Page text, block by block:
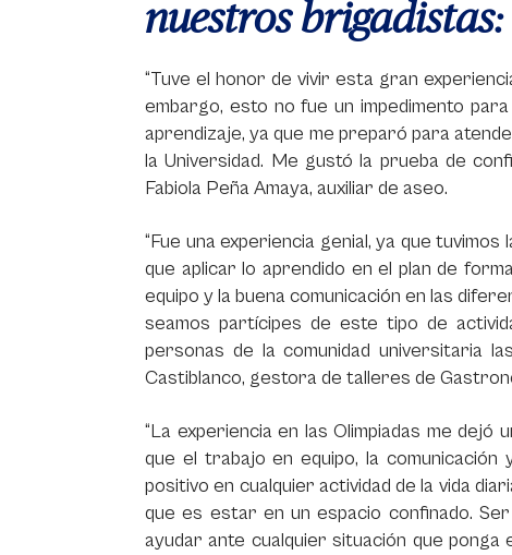
nuestros brigadistas:
“Tuve el honor de vivir esta gran
embargo, esto no fue un impedimento
aprendizaje, ya que me preparó para
la Universidad. Me gustó la prueba de
Fabiola Peña Amaya, auxiliar de aseo.
“Fue una experiencia genial, ya que
que aplicar lo aprendido en el plan de
equipo y la buena comunicación en las
seamos partícipes de este tipo de
personas de la comunidad universitaria
Castiblanco, gestora de talleres de
“La experiencia en las Olimpiadas me dejó
que el trabajo en equipo, la
positivo en cualquier actividad de la vida
que es estar en un espacio confinado.
ayudar ante cualquier situación que ponga